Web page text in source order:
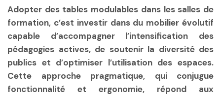
Adopter des tables modulables dans les salles de
formation, c’est investir dans du mobilier évolutif
capable d’accompagner l’intensification des
pédagogies actives, de soutenir la diversité des
publics et d’optimiser l’utilisation des espaces.
Cette approche pragmatique, qui conjugue
fonctionnalité et ergonomie, répond aux